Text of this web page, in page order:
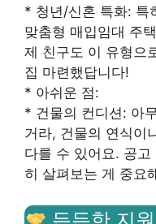
* 청년/신혼 특화: 특
맞춤형 매입임대 주
제 친구도 이 유형으
집 마련했답니다!
* 아쉬운 점:
* 건물의 컨디션: 아
거라, 건물의 연식이
다를 수 있어요. 공
히 살펴보는 게 중요
든든한 지